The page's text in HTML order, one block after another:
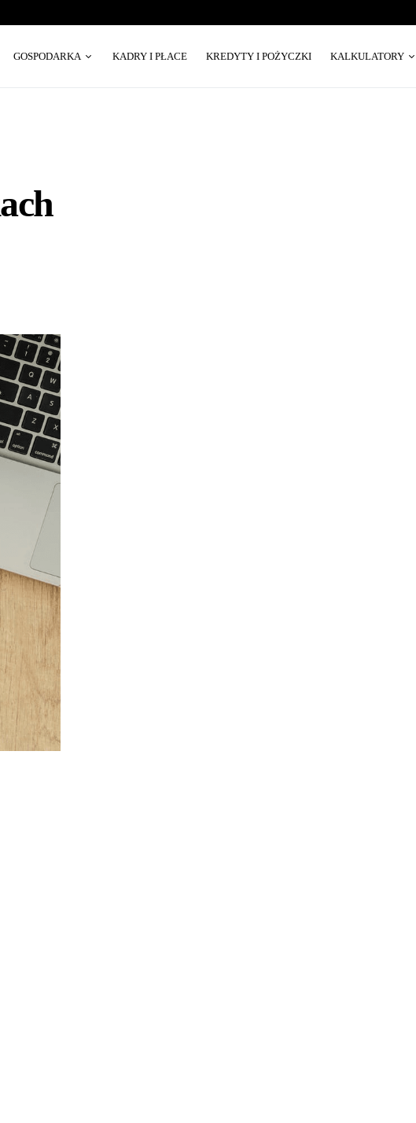
GOSPODARKA KADRY I PŁACE KREDYTY I POŻYCZKI KALKULATORY